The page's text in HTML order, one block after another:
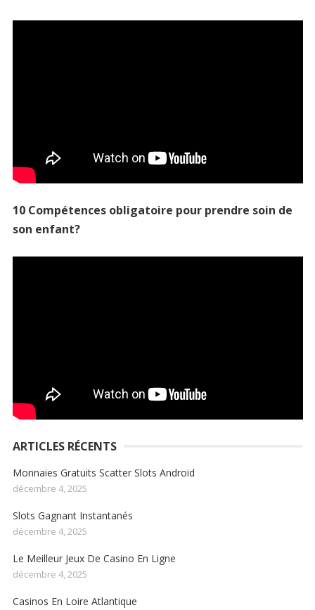
10 Compétences obligatoire pour prendre soin de
son enfant?
ARTICLES RÉCENTS
Monnaies Gratuits Scatter Slots Android
décembre 4, 2025
Slots Gagnant Instantanés
décembre 4, 2025
Le Meilleur Jeux De Casino En Ligne
décembre 4, 2025
Casinos En Loire Atlantique